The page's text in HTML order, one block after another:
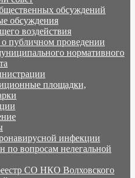
обсуждений
обсуждения
воздействия
публичном проведении
нормативного
площадки,
инфекции
по вопросам нелегальной
СО НКО Волховского